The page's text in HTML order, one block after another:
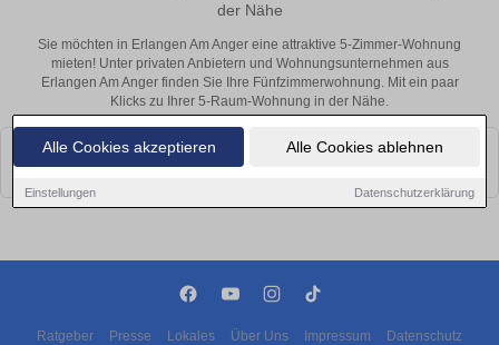
Alle Cookies akzeptieren Alle Cookies ablehnen
Einstellungen Datenschutzerklärung
der Nähe
Sie möchten in Erlangen Am Anger eine attraktive 5-Zimmer-Wohnung
mieten! Unter privaten Anbietern und Wohnungsunternehmen aus
Erlangen Am Anger finden Sie Ihre Fünfzimmerwohnung. Mit ein paar
Klicks zu Ihrer 5-Raum-Wohnung in der Nähe.
Leider konnten wir derzeit keine passenden Objekte finden. Schauen Sie
bald wieder vorbei!
Ratgeber Presse Lokales Über Uns Impressum Datenschutz